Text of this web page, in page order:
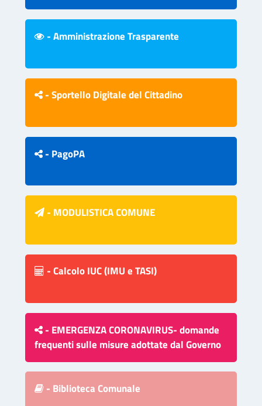
- Amministrazione Trasparente
- Sportello Digitale del Cittadino
- PagoPA
- MODULISTICA COMUNE
- Calcolo IUC (IMU e TASI)
- EMERGENZA CORONAVIRUS- domande
frequenti sulle misure adottate dal Governo
- Biblioteca Comunale